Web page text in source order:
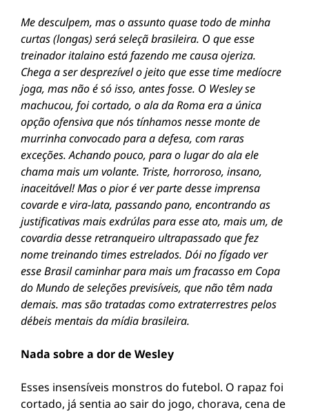
Me desculpem, mas o assunto quase todo de minha
curtas (longas) será seleçã brasileira. O que esse
treinador italaino está fazendo me causa ojeriza.
Chega a ser desprezível o jeito que esse time medíocre
joga, mas não é só isso, antes fosse. O Wesley se
machucou, foi cortado, o ala da Roma era a única
opção ofensiva que nós tínhamos nesse monte de
murrinha convocado para a defesa, com raras
exceções. Achando pouco, para o lugar do ala ele
chama mais um volante. Triste, horroroso, insano,
inaceitável! Mas o pior é ver parte desse imprensa
covarde e vira-lata, passando pano, encontrando as
justificativas mais exdrúlas para esse ato, mais um, de
covardia desse retranqueiro ultrapassado que fez
nome treinando times estrelados. Dói no fígado ver
esse Brasil caminhar para mais um fracasso em Copa
do Mundo de seleções previsíveis, que não têm nada
demais. mas são tratadas como extraterrestres pelos
débeis mentais da mídia brasileira.
Nada sobre a dor de Wesley
Esses insensíveis monstros do futebol. O rapaz foi
cortado, já sentia ao sair do jogo, chorava, cena de